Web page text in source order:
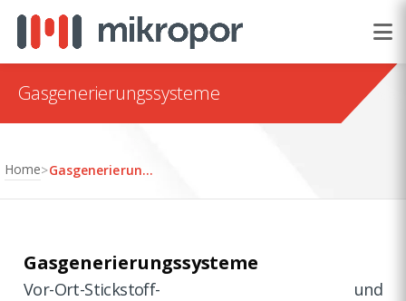
Gasgenerierungssysteme
Home> Gasgenerierungssysteme
Gasgenerierungssysteme
Vor-Ort-Stickstoff- und